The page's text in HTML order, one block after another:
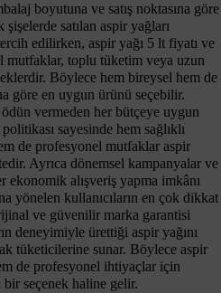
boyutuna ve satış noktasına göre
satılan aspir yağları
edilirken, aspir yağı 5 lt fiyatı ve
mutfaklar, toplu tüketim veya uzun
Böylece hem bireysel hem de
göre en uygun ürünü seçebilir.
vermeden her bütçeye uygun
sayesinde hem sağlıklı
de profesyonel mutfaklar aspir
Ayrıca dönemsel kampanyalar ve
ekonomik alışveriş yapma imkânı
yönelen kullanıcıların en çok dikkat
ve güvenilir marka garantisi
deneyimiyle ürettiği aspir yağını
tüketicilerine sunar. Böylece aspir
de profesyonel ihtiyaçlar için
seçenek haline gelir.